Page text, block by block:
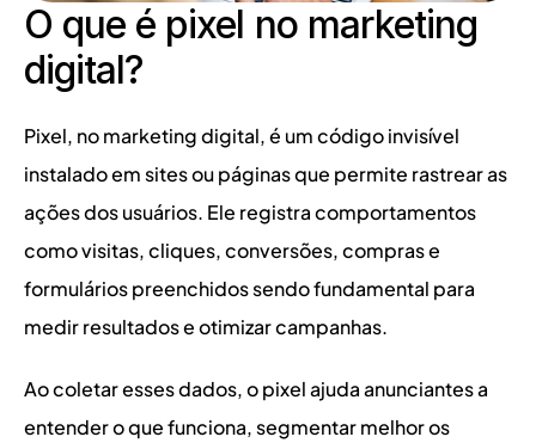
O que é pixel no marketing
digital?
Pixel, no marketing digital, é um código invisível
instalado em sites ou páginas que permite rastrear as
ações dos usuários. Ele registra comportamentos
como visitas, cliques, conversões, compras e
formulários preenchidos sendo fundamental para
medir resultados e otimizar campanhas.
Ao coletar esses dados, o pixel ajuda anunciantes a
entender o que funciona, segmentar melhor os